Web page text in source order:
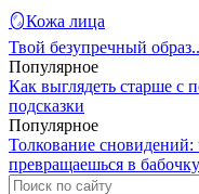
🪞Кожа лица
Твой безупречный
Популярное
Как выглядеть старше
подсказки
Популярное
Толкование сновидений:
превращаешься в